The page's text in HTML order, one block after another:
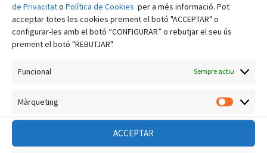
de Privacitato Política de Cookies per a més informació. Pot
acceptar totes les cookies prement el botó "ACCEPTAR" o
configurar-les amb el botó “CONFIGURAR” o rebutjar el seu ús
prement el botó "REBUTJAR".
Funcional Sempre actiu
Màrqueting
ACCEPTAR
gener 2023
desembre 2022
novembre 2022
octubre 2022